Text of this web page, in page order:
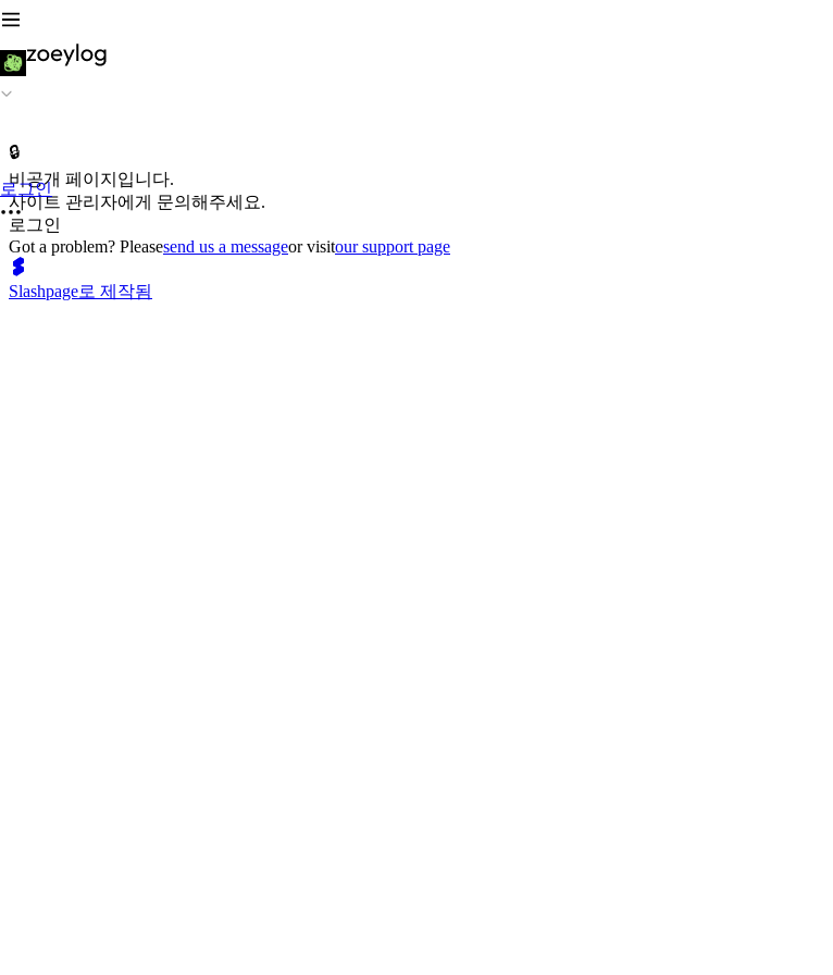
로그인
🔒
비공개 페이지입니다.
사이트 관리자에게 문의해주세요.
로그인
Got a problem? Pleasesend us a messageor visitour support page
Slashpage로 제작됨